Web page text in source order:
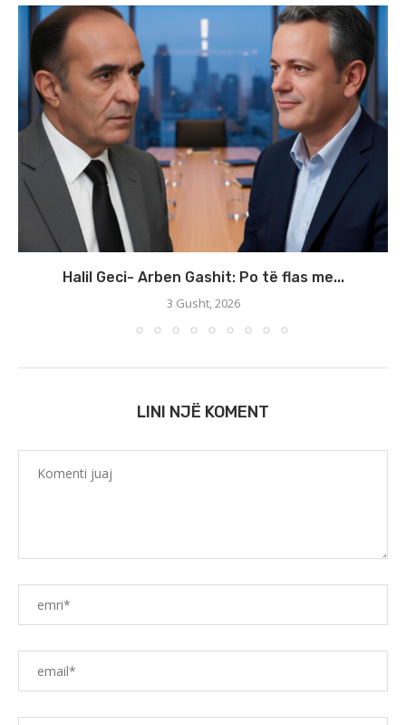
Halil Geci- Arben Gashit: Po të flas me...
3 Gusht, 2026
LINI NJË KOMENT